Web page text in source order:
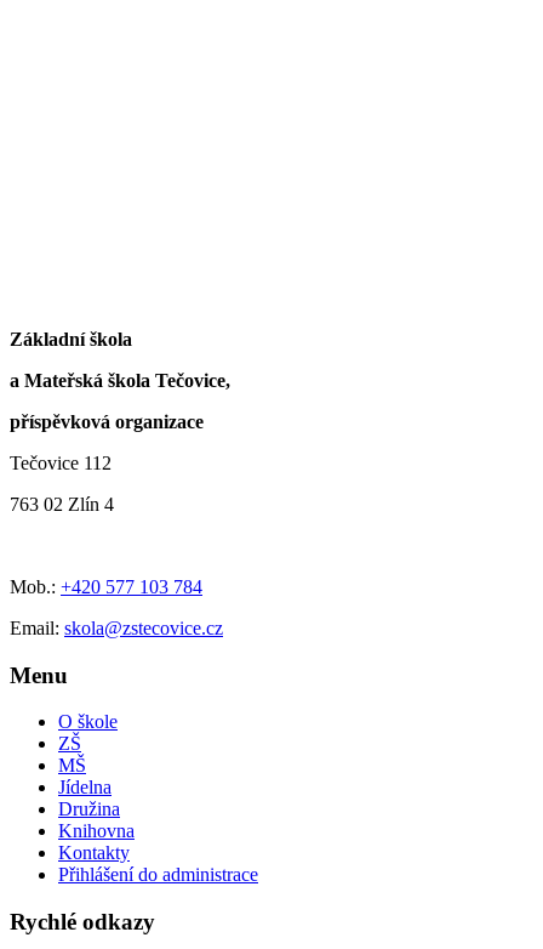
Základní škola
a Mateřská škola Tečovice,
příspěvková organizace
Tečovice 112
763 02 Zlín 4
Mob.: +420 577 103 784
Email: skola@zstecovice.cz
Menu
O škole
ZŠ
MŠ
Jídelna
Družina
Knihovna
Kontakty
Přihlášení do administrace
Rychlé odkazy